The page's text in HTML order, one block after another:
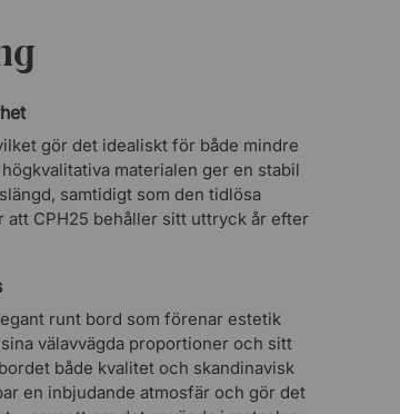
gör det idealiskt för både mindre
materialen ger en stabil
samtidigt som den tidlösa
att CPH25 behåller sitt uttryck år efter
runt bord som förenar estetik
välavvägda proportioner och sitt
både kvalitet och skandinavisk
en inbjudande atmosfär och gör det